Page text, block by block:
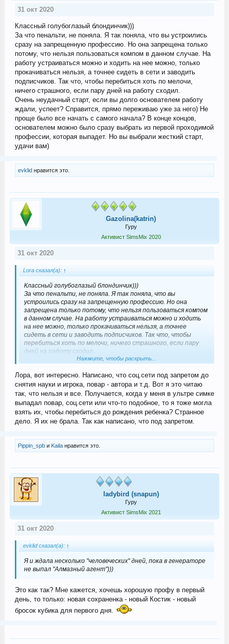
31 окт 2020
Классный голубоглазый блондинчик)))
За что пенальти, не поняла. Я так поняла, что вы устроились
сразу на запрещенную профессию. Но она запрещена только
потому, что нельзя пользоваться компом в данном случае. На
работу устраиваться можно и ходить на нее можно, только
прокачиваться нельзя, а точнее сидеть в сети и заводить
подписчиков. Так что, чтобы перебиться хоть по мелочи,
ничего страшного, если пару дней на работу сходил.
Очень неудачный старт, если вы долго основателем работу
ждали, успеет? Справится, прямо переживаю уже за него) Не
проще было все начать с самого начала? В конце концов,
основателем можно было сразу выбрать из первой проходимой
профессии, которая выпадет. Но вы выбрали жесткий старт,
удачи вам)
evklidнравится это.
Gazolina(katrin)
Гуру
Активист SimsMix 2020
31 окт 2020
Lora сказал(а): ↑
Классный голубоглазый блондинчик)))
За что пенальти, не поняла. Я так поняла, что вы
устроились сразу на запрещенную профессию. Но она
запрещена только потому, что нельзя пользоваться компом
в данном случае. На работу устраиваться можно и ходить
на нее можно, только прокачиваться нельзя, а точнее
сидеть в сети и заводить подписчиков. Так что, чтобы
перебиться хоть по мелочи, ничего страшного, если пару
дней на работу сходил.
Очень неудачный старт, если вы долго основателем работу
проще было все начать с самого начала? В конце концов,
основателем можно было сразу выбрать из первой
проходимой профессии, которая выпадет. Но вы выбрали
жесткий старт, удачи вам)
Нажмите, чтобы раскрыть...
Лора, вот интересно. Написано, что соц.сети под запретом до
снятия науки и игрока, повар - автора и т.д. Вот я это читаю
так, что нельзя и все. Получается, когда у меня в ультре симке
выпадал повар, соц.сети или что-то подобное, то я тоже могла
взять их, чтобы перебиться до рождения ребенка? Странное
дело. Я их не брала. Так как написано, что под запретом.
Pippin_spbи Kailaнравится это.
ladybird (snapun)
Гуру
Активист SimsMix 2021
31 окт 2020
evklid сказал(а): ↑
Я и ждала несколько "человеческих" дней, пока в генераторе
не выпал "Алмазный агент")))
Это как так? Мне кажется, хочешь хорошую профу в первый
день, то только: новая сохраненка - новый Костик - новый
бросок кубика для первого дня.